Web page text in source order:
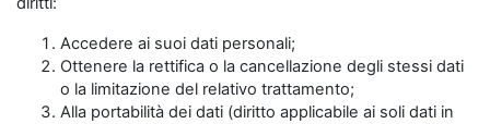
Accedere ai suoi dati personali;
Ottenere la rettifica o la cancellazione degli stessi dati
o la limitazione del relativo trattamento;
Alla portabilità dei dati (diritto applicabile ai soli dati in